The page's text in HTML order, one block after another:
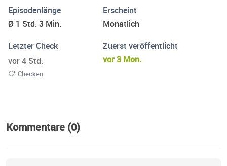
es kommen immer mal Leute vorbei. It´s only Rock´n´Roll
but we like it.
Episodenlänge
Ø 1 Std. 3 Min.
Erscheint
Monatlich
Letzter Check
vor 4 Std.
Checken
Zuerst veröffentlicht
vor 3 Mon.
Kommentare (0)